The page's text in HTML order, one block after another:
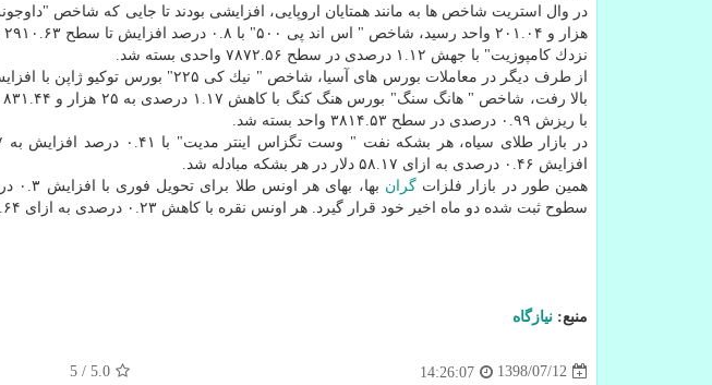
نزدك كامپوزیت" با جهش ۱.۱۲ درصدی در سطح ۷۸۷۲.۵۶ واحدی بسته شد.
با ریزش ۰.۹۹ درصدی در سطح ۳۸۱۴.۵۳ واحد بسته شد.
افزایش ۰.۴۶ درصدی به ازای ۵۸.۱۷ دلار در هر بشكه مبادله شد.
همین طور در بازار فلزاتگران
سطوح ثبت شده دو ماه اخیر خود قرار گیرد. هر اونس نقره با كاهش ۰.۲۳ درصدی به ازای ۱۷.۶۴ دلار مبادله شد.
منبع: نیازگاه
1398/07/12
14:26:07
5.0
/
5